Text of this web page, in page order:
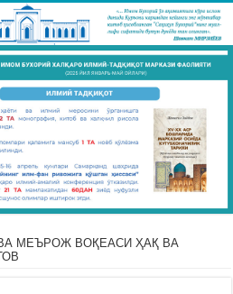
МЕЪРОЖ ВОҚЕАСИ ҲАҚ ВА